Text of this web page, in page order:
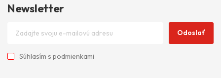
Newsletter
Odoslať
Súhlasím s podmienkami